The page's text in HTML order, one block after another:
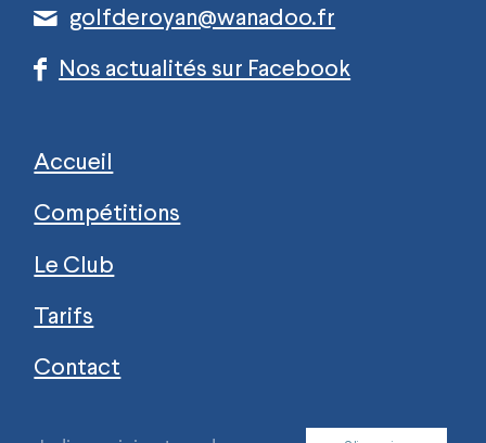
golfderoyan@wanadoo.fr
Nos actualités sur Facebook
Accueil
Compétitions
Le Club
Tarifs
Contact